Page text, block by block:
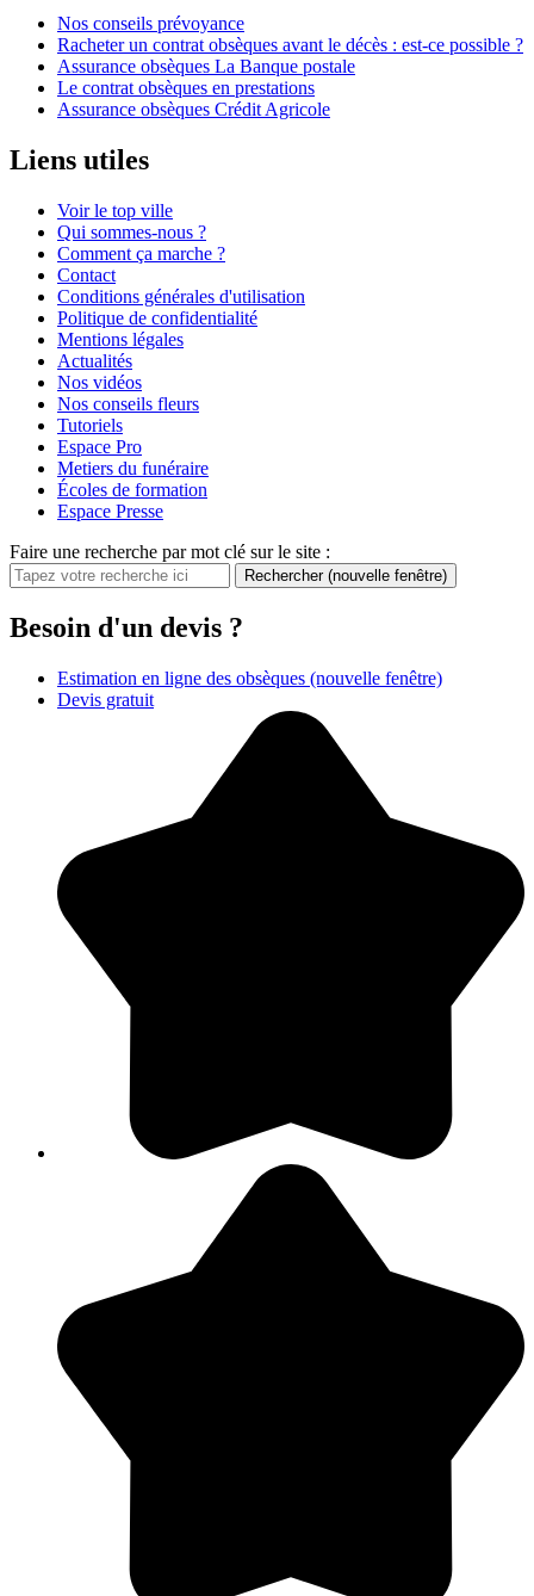
Nos conseils prévoyance
Racheter un contrat obsèques avant le décès : est-ce possible ?
Assurance obsèques La Banque postale
Le contrat obsèques en prestations
Assurance obsèques Crédit Agricole
Liens utiles
Voir le top ville
Qui sommes-nous ?
Comment ça marche ?
Contact
Conditions générales d'utilisation
Politique de confidentialité
Mentions légales
Actualités
Nos vidéos
Nos conseils fleurs
Tutoriels
Espace Pro
Metiers du funéraire
Écoles de formation
Espace Presse
Faire une recherche par mot clé sur le site :
Rechercher (nouvelle fenêtre)
Besoin d'un devis ?
Estimation en ligne des obsèques (nouvelle fenêtre)
Devis gratuit